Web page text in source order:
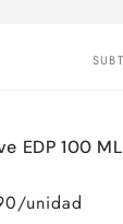
EDP 100
unidad